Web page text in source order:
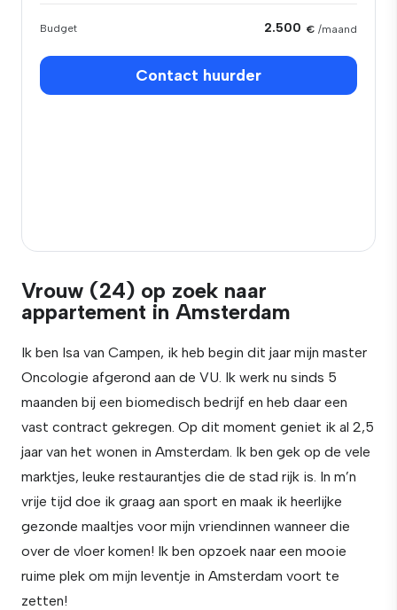
Budget 2.500 € /maand
Contact huurder
Vrouw (24) op zoek naar
appartement in Amsterdam
Ik ben Isa van Campen, ik heb begin dit jaar mijn master
Oncologie afgerond aan de VU. Ik werk nu sinds 5
maanden bij een biomedisch bedrijf en heb daar een
vast contract gekregen. Op dit moment geniet ik al 2,5
jaar van het wonen in Amsterdam. Ik ben gek op de vele
marktjes, leuke restaurantjes die de stad rijk is. In m’n
vrije tijd doe ik graag aan sport en maak ik heerlijke
gezonde maaltjes voor mijn vriendinnen wanneer die
over de vloer komen! Ik ben opzoek naar een mooie
ruime plek om mijn leventje in Amsterdam voort te
zetten!